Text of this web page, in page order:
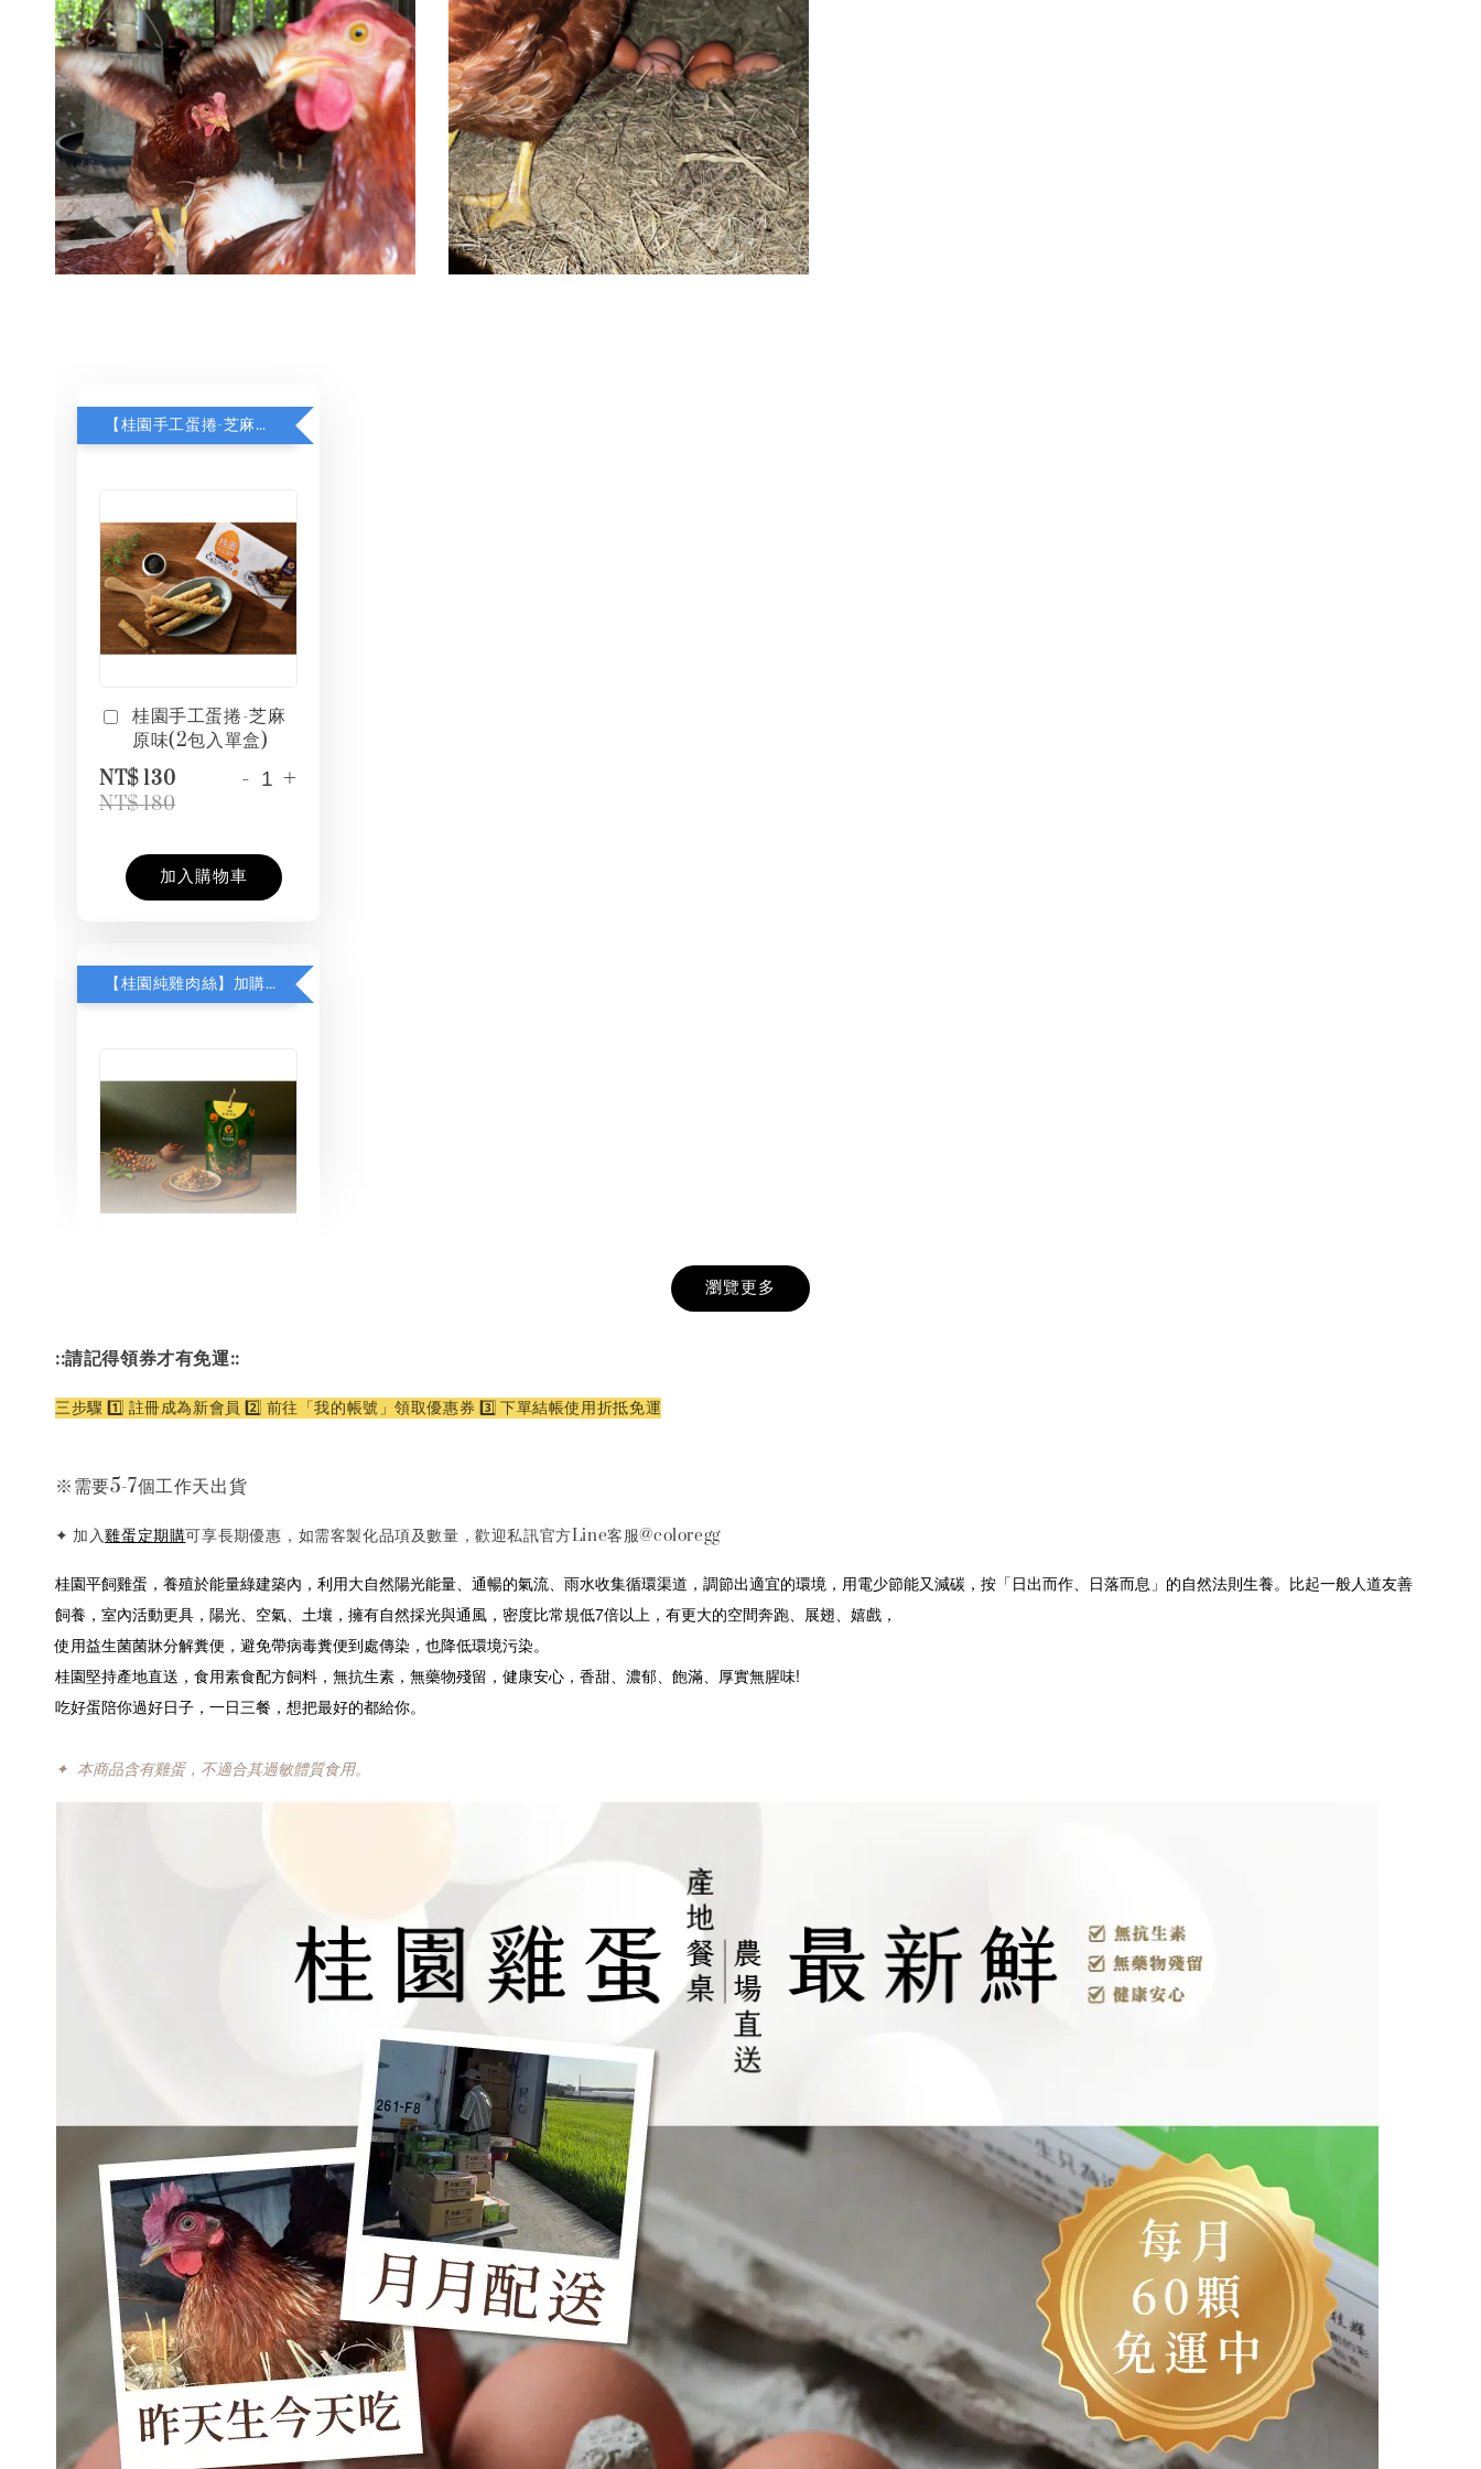
【桂園手工蛋捲-芝麻原味】加購$130
桂園手工蛋捲-芝麻
原味(2包入單盒)
NT$ 130
NT$ 180
- +
加入購物車
【桂園純雞肉絲】加購 $199
加入購物車
【如需貨到付款 務
必選購】代收款專用
NT$ 30
- +
瀏覽更多
::請記得領券才有免運::
三步驟 1️⃣ 註冊成為新會員 2️⃣ 前往「我的帳號」領取優惠券 3️⃣ 下單結帳使用折抵免運
※需要5-7個工作天出貨
✦ 加入雞蛋定期購可享長期優惠 ， 如需客製化品項及數量，歡迎私訊官方Line客服@coloregg
桂園平飼雞蛋，養殖於能量綠建築內，利用大自然陽光能量、通暢的氣流、雨水收集循環渠道，調節出適宜的環境，用電少節能又減碳，按「日出而作、日落而息」的自然法則生養。比起一般人道友善
飼養，室內活動更具，陽光、空氣、土壤，擁有自然採光與通風， 密度比常規低7倍以上，有更大的空間奔跑、展翅、嬉戲，
使用益生菌菌牀分解糞便，避免帶病毒糞便到處傳染，也降低環境污染。
桂園堅持產地直送，食用素食配方飼料，無抗生素，無藥物殘留，健康安心，香甜、濃郁、飽滿、厚實無腥味!
吃好蛋陪你過好日子，一日三餐，想把最好的都給你。
✦ 本商品含有雞蛋，不適合其過敏體質食用。